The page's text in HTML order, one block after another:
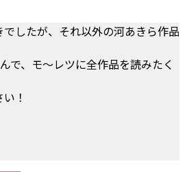
でしたが、それ以外の河あきら作品
で、モ～レツに全作品を読みたく
！